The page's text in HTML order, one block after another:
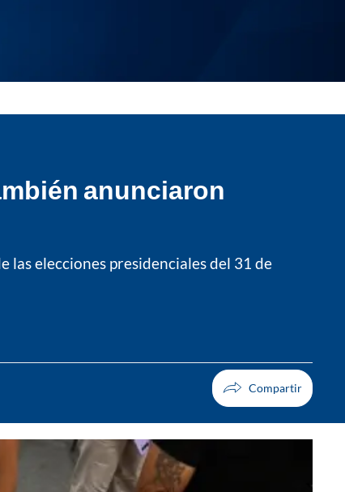
anunciaron
las elecciones presidenciales del 31 de
Facebook